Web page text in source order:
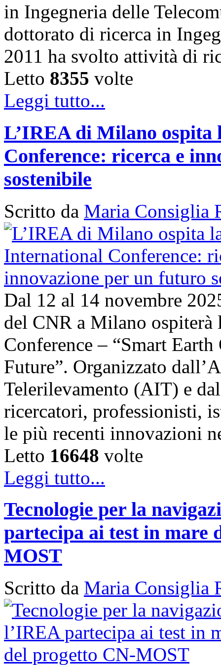
in Ingegneria delle
dottorato di ricerca in
2011 ha svolto attività di
Letto 8355 volte
Leggi tutto...
L’IREA di Milano
Conference: ricerca e
sostenibile
Scritto da Maria Consiglia
Dal 12 al 14 novembre
del CNR a Milano
Conference – “Smart
Future”. Organizzato
Telerilevamento (AIT) e
ricercatori, professionisti,
le più recenti innovazioni
Letto 16648 volte
Leggi tutto...
Tecnologie per la
partecipa ai test in mare
MOST
Scritto da Maria Consiglia